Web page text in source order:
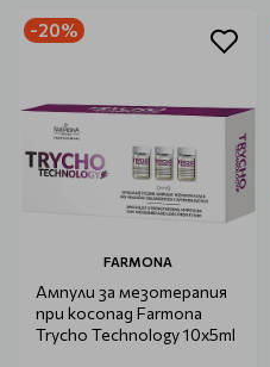
-20%
FARMONA
Ампули за мезотерапия
при косопад Farmona
Trycho Technology 10x5ml